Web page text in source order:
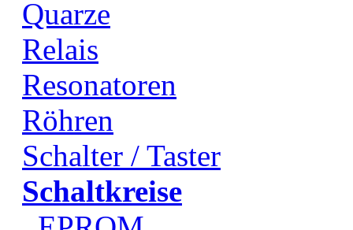
Quarze
Relais
Resonatoren
Röhren
Schalter / Taster
Schaltkreise